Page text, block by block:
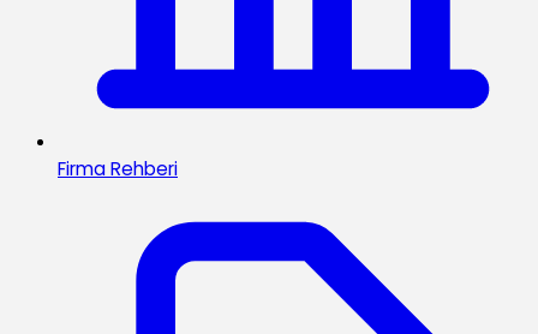
Firma Rehberi